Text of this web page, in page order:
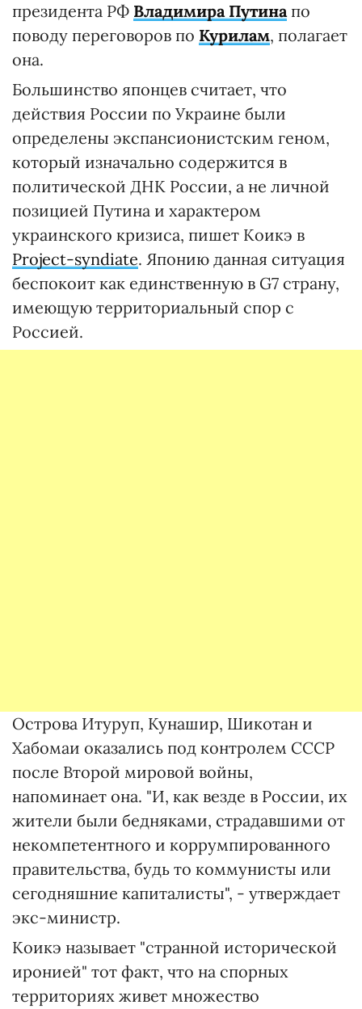
президента РФ Владимира Путинапо
поводу переговоров по Курилам, полагает
она.
Большинство японцев считает, что
действия России по Украине были
определены экспансионистским геном,
который изначально содержится в
политической ДНК России, а не личной
позицией Путина и характером
украинского кризиса, пишет Коикэ в
Project-syndiate. Японию данная ситуация
беспокоит как единственную в G7 страну,
имеющую территориальный спор с
Россией.
Острова Итуруп, Кунашир, Шикотан и
Хабомаи оказались под контролем СССР
после Второй мировой войны,
напоминает она. "И, как везде в России, их
жители были бедняками, страдавшими от
некомпетентного и коррумпированного
правительства, будь то коммунисты или
сегодняшние капиталисты", - утверждает
экс-министр.
Коикэ называет "странной исторической
иронией" тот факт, что на спорных
территориях живет множество